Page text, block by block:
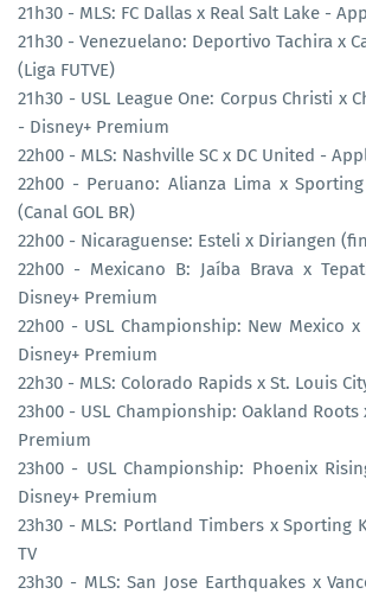
21h30 - MLS: FC Dallas x Real Salt Lake -
21h30 - Venezuelano: Deportivo Tachira x
(Liga FUTVE)
21h30 - USL League One: Corpus Christi x
- Disney+ Premium
22h00 - MLS: Nashville SC x DC United -
22h00 - Peruano: Alianza Lima x
(Canal GOL BR)
22h00 - Nicaraguense: Esteli x Diriangen
22h00 - Mexicano B: Jaíba Brava x
Disney+ Premium
22h00 - USL Championship: New Mexico x
Disney+ Premium
22h30 - MLS: Colorado Rapids x St. Louis
23h00 - USL Championship: Oakland Roots
Premium
23h00 - USL Championship: Phoenix
Disney+ Premium
23h30 - MLS: Portland Timbers x Sporting
TV
23h30 - MLS: San Jose Earthquakes x